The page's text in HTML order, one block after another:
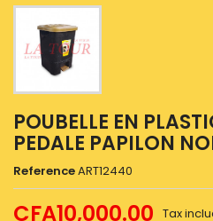
POUBELLE EN
PEDALE PAPILON
ReferenceART12440
CFA10,000.00 Tax